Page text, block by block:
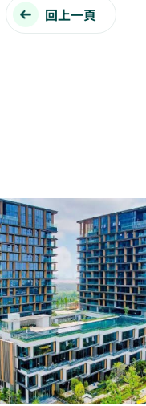
回上一頁